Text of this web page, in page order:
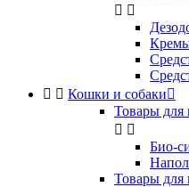
 
  Кошки и собаки
Товары для
 
Био-
Товары для